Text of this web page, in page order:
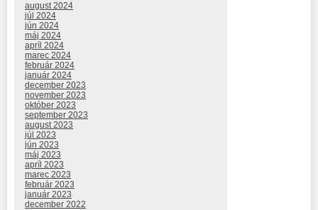
august 2024
júl 2024
jún 2024
máj 2024
apríl 2024
marec 2024
február 2024
január 2024
december 2023
november 2023
október 2023
september 2023
august 2023
júl 2023
jún 2023
máj 2023
apríl 2023
marec 2023
február 2023
január 2023
december 2022